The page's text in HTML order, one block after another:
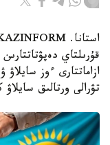
قۇرىلتاي
ازاماتتارى ءوز
تۋرالى ورتالىق